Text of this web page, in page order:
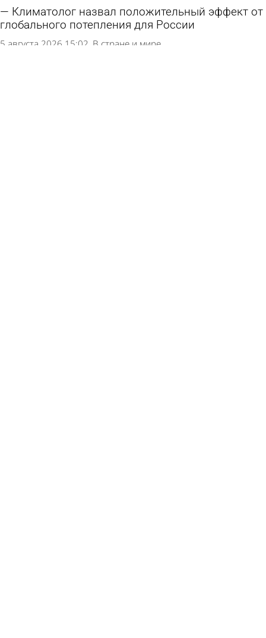
Климатолог назвал положительный эффект от
глобального потепления для России
5 августа 2026 15:02 В стране и мире